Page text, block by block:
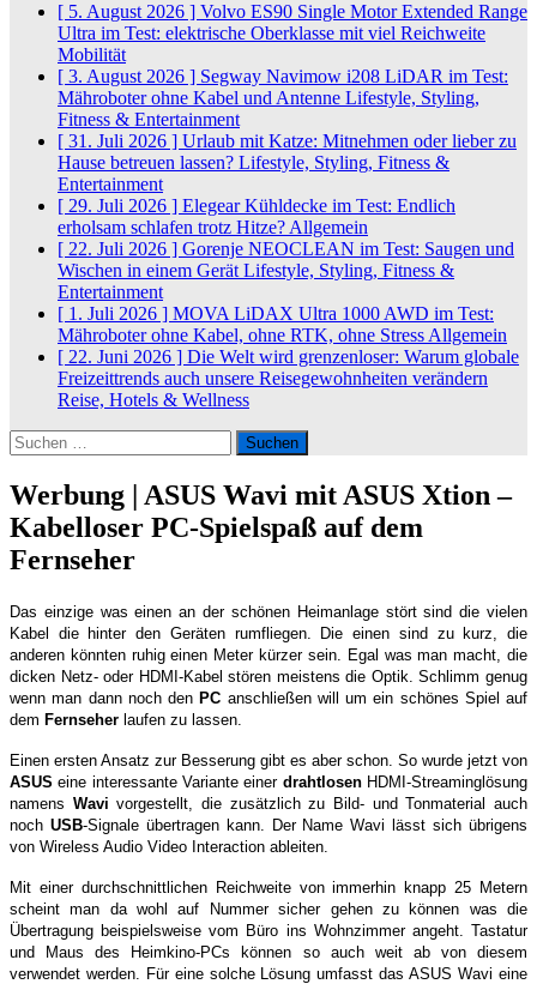
[ 5. August 2026 ] Volvo ES90 Single Motor Extended Range
Ultra im Test: elektrische Oberklasse mit viel Reichweite
Mobilität
[ 3. August 2026 ] Segway Navimow i208 LiDAR im Test:
Mähroboter ohne Kabel und Antenne Lifestyle, Styling,
Fitness & Entertainment
[ 31. Juli 2026 ] Urlaub mit Katze: Mitnehmen oder lieber zu
Hause betreuen lassen? Lifestyle, Styling, Fitness &
Entertainment
[ 29. Juli 2026 ] Elegear Kühldecke im Test: Endlich
erholsam schlafen trotz Hitze? Allgemein
[ 22. Juli 2026 ] Gorenje NEOCLEAN im Test: Saugen und
Wischen in einem Gerät Lifestyle, Styling, Fitness &
Entertainment
[ 1. Juli 2026 ] MOVA LiDAX Ultra 1000 AWD im Test:
Mähroboter ohne Kabel, ohne RTK, ohne Stress Allgemein
[ 22. Juni 2026 ] Die Welt wird grenzenloser: Warum globale
Freizeittrends auch unsere Reisegewohnheiten verändern
Reise, Hotels & Wellness
Suchen
nach:
Werbung | ASUS Wavi mit ASUS Xtion –
Kabelloser PC-Spielspaß auf dem
Fernseher
Das einzige was einen an der schönen Heimanlage stört sind die vielen
Kabel die hinter den Geräten rumfliegen. Die einen sind zu kurz, die
anderen könnten ruhig einen Meter kürzer sein. Egal was man macht, die
dicken Netz- oder HDMI-Kabel stören meistens die Optik. Schlimm genug
wenn man dann noch den PC anschließen will um ein schönes Spiel auf
dem Fernseher laufen zu lassen.
Einen ersten Ansatz zur Besserung gibt es aber schon. So wurde jetzt von
ASUS eine interessante Variante einer drahtlosenHDMI-Streaminglösung
namens Wavi vorgestellt, die zusätzlich zu Bild- und Tonmaterial auch
noch USB-Signale übertragen kann. Der Name Wavi lässt sich übrigens
von Wireless Audio Video Interaction ableiten.
Mit einer durchschnittlichen Reichweite von immerhin knapp 25 Metern
scheint man da wohl auf Nummer sicher gehen zu können was die
Übertragung beispielsweise vom Büro ins Wohnzimmer angeht. Tastatur
und Maus des Heimkino-PCs können so auch weit ab von diesem
verwendet werden. Für eine solche Lösung umfasst das ASUS Wavi eine